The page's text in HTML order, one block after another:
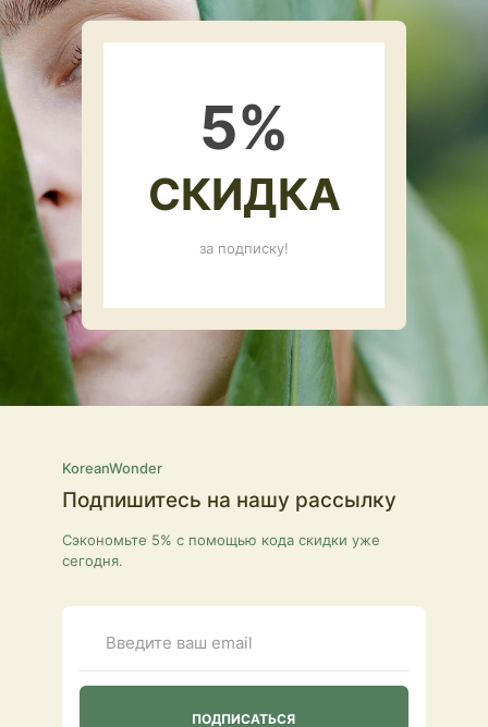
5%
СКИДКА
за подписку!
KoreanWonder
Подпишитесь на нашу рассылку
Сэкономьте 5% с помощью кода скидки уже
сегодня.